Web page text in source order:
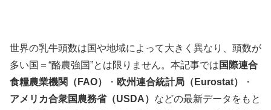
世界の乳牛頭数は国や地域によって大きく異なり、頭数が
多い国＝“酪農強国”とは限りません。本記事では 国際連合
食糧農業機関（FAO）
・ 欧州連合統計局（Eurostat）
・
アメリカ合衆国農務省（USDA） などの最新データをもと